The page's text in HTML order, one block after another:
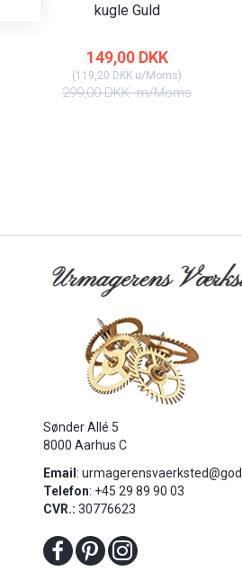
kugle Guld
149,00 DKK
(119,20 DKK u/Moms)
299,00 DKKm/Moms
Sønder Allé 5
8000 Aarhus C
Email :
Telefon: +45 29 89 90 03
CVR.: 30776623